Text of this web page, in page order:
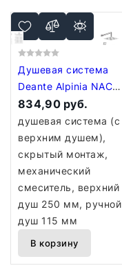
Душевая система
Deante Alpinia NAC
09LP
834,90 руб.
душевая система (с
верхним душем),
скрытый монтаж,
механический
смеситель, верхний
душ 250 мм, ручной
душ 115 мм
В корзину